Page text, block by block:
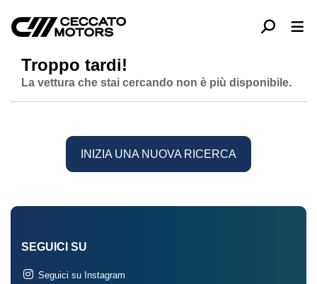
Troppo tardi!
La vettura che stai cercando non è più disponibile.
INIZIA UNA NUOVA RICERCA
SEGUICI SU
Seguici su Instagram